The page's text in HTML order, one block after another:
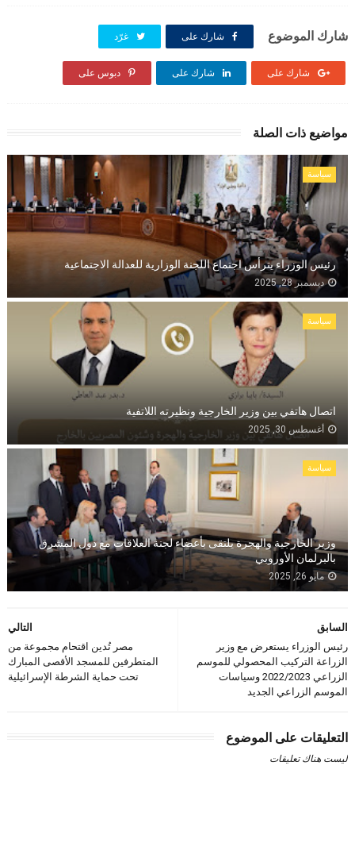
شارك الموضوع شارك على غرّد
شارك على شارك على دبوس على
مواضيع ذات الصلة
سياسة
رئيس الوزراء يترأس اجتماع اللجنة الوزارية للعدالة الاجتماعية
ديسمبر 28, 2025
سياسة
اتصال هاتفي بين وزير الخارجية ونظيرته اللاتفية
أغسطس 30, 2025
سياسة
وزير الخارجية والهجرة يلتقى بأعضاء لجنة العلاقات مع دول المشرق
بالبرلمان الأوروبي
مايو 26, 2025
التالي
مصر تُدين اقتحام مجموعة من
المتطرفين للمسجد الأقصى المبارك
تحت حماية الشرطة الإسرائيلية
السابق
رئيس الوزراء يستعرض مع وزير
الزراعة التركيب المحصولي للموسم
الزراعي 2022/2023 وسياسات
الموسم الزراعي الجديد
التعليقات على الموضوع
ليست هناك تعليقات